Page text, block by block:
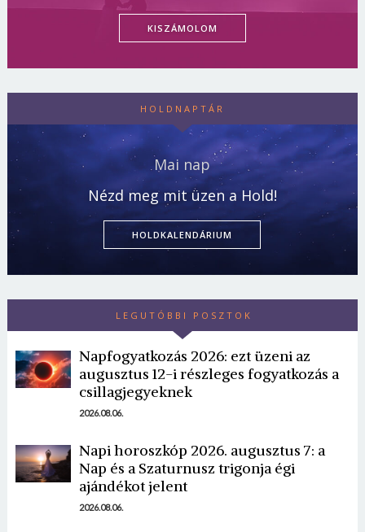
KISZÁMOLOM
HOLDNAPTÁR
Mai nap
Nézd meg mit üzen a Hold!
HOLDKALENDÁRIUM
LEGUTÓBBI POSZTOK
Napfogyatkozás 2026: ezt üzeni az
augusztus 12-i részleges fogyatkozás a
csillagjegyeknek
2026.08.06.
Napi horoszkóp 2026. augusztus 7: a
Nap és a Szaturnusz trigonja égi
ajándékot jelent
2026.08.06.